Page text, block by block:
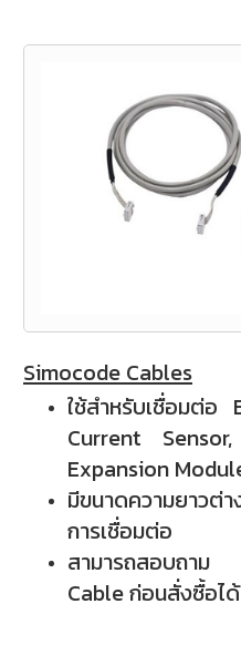
Simocode Cables
ใช้สำหรับเชื่อมต่
Current
Expansion
มีขนาดความยาวต่
การเชื่อมต่อ
สามารถสอบถาม
Cable ก่อนสั่งซื้อได้